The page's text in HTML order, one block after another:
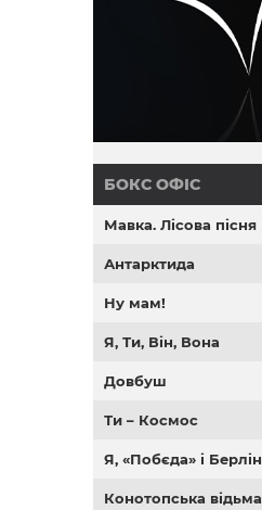
БОКС ОФІС
Мавка. Лісова пісня
Антарктида
Ну мам!
Я, Ти, Він, Вона
Довбуш
Ти – Космос
Я, «Побєда» і Берлін
Конотопська відьма